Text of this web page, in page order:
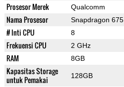
Prosesor Merek Qualcomm
Nama Prosesor Snapdragon 675
# Inti CPU 8
Frekuensi CPU 2 GHz
RAM 8GB
Kapasitas Storage
untuk Pemakai
128GB